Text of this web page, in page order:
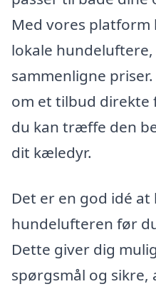
Med vores
lokale
sammenligne
om et tilbud direkte
du kan træffe den
dit kæledyr.
Det er en god idé at
hundelufteren før
Dette giver dig
spørgsmål og sikre,